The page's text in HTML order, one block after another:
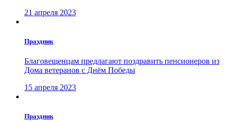
21 апреля 2023
Праздник
Благовещенцам предлагают поздравить пенсионеров из
Дома ветеранов с Днём Победы
15 апреля 2023
Праздник